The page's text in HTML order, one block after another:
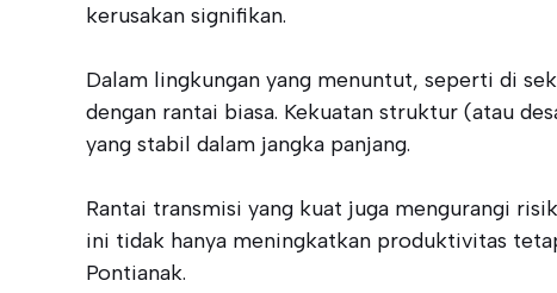
kerusakan signifikan.
Dalam lingkungan yang menuntut, seperti di
dengan rantai biasa. Kekuatan struktur (atau
yang stabil dalam jangka panjang.
Rantai transmisi yang kuat juga mengurangi
ini tidak hanya meningkatkan produktivitas
Pontianak.